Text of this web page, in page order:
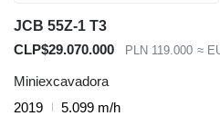
JCB 55Z-1 T3
CLP$29.070.000
PLN 119.000 ≈
Miniexcavadora
2019
5.099 m/h